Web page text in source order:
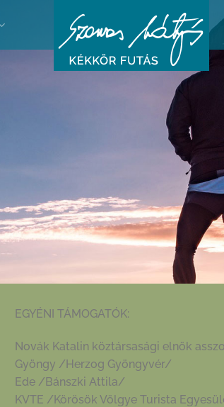
EGYÉNI TÁMOGATÓK:
Novák Katalin köztársasági elnök
Gyöngy /Herzog Gyöngyvér/
Ede /Bánszki Attila/
KVTE /Körösök Völgye Turista